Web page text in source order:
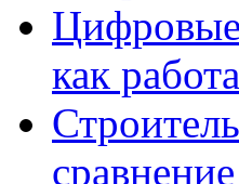
Цифровые
как